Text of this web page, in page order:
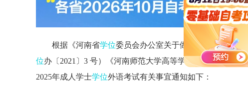
根据《河南省学位委员会办公室关于做好授予高等学历
位办〔2021〕3 号）《河南师范大学高等学历继续教育本科
2025年成人学士学位外语考试有关事宜通知如下：